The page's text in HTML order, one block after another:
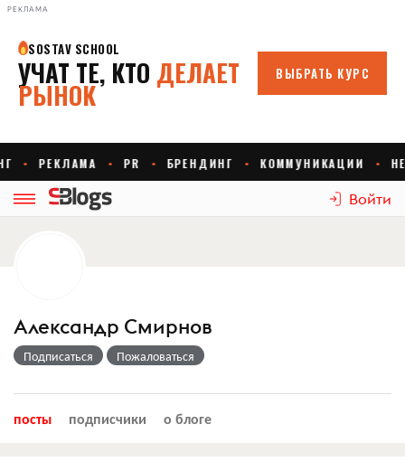
РЕКЛАМА
Войти
Александр Смирнов
Подписаться Пожаловаться
посты подписчики о блоге